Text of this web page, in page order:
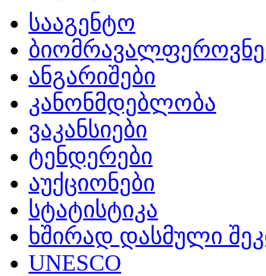
სააგენტო
ანგარიშები
კანონმდებლობა
ვაკანსიები
ტენდერები
აუქციონები
სტატისტიკა
ხშირად დასმული
UNESCO